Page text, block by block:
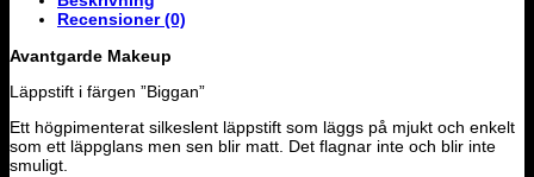
Recensioner (0)
Avantgarde Makeup
Läppstift i färgen ”Biggan”
Ett högpimenterat silkeslent läppstift som läggs på mjukt och enkelt
som ett läppglans men sen blir matt. Det flagnar inte och blir inte
smuligt.